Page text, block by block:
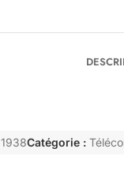
1938Catégorie :